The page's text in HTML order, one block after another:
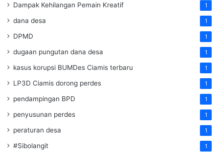
Dampak Kehilangan Pemain Kreatif 1
dana desa 1
DPMD 1
dugaan pungutan dana desa 1
kasus korupsi BUMDes Ciamis terbaru 1
LP3D Ciamis dorong perdes 1
pendampingan BPD 1
penyusunan perdes 1
peraturan desa 1
#Sibolangit 1